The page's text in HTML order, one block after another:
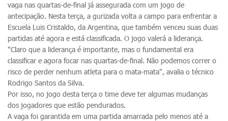
vaga nas quartas-de-final já assegurada com um jogo de
antecipação. Nesta terça, a gurizada volta a campo para enfrentar a
Escuela Luis Cristaldo, da Argentina, que também venceu suas duas
partidas até agora e está classificada. O jogo valerá a liderança.
"Claro que a liderança é importante, mas o fundamental era
classificar e agora focar nas quartas-de-final. Não podemos correr o
risco de perder nenhum atleta para o mata-mata", avalia o técnico
Rodrigo Santos da Silva.
Por isso, no jogo desta terça o time deve ter algumas mudanças
dos jogadores que estão pendurados.
A vaga foi garantida em uma partida amarrada pelo menos até a